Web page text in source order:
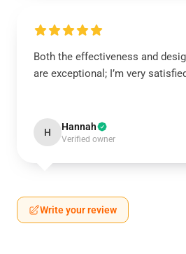
Both the effectiveness and
are exceptional; I’m very
H Hannah
Verified owner
Write your review